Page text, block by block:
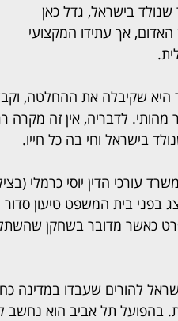
בישראל, גדל כאן
האדום, אך עתידו המקצועי
היא שקיבלה את ההחלטה,
מהותי. לדבריה, אין זה
בישראל וחי בה כל חייו.
עורכי הדין יוסי כרמלי
בפני בית המשפט טיעון סדור
כאשר מדובר בשחקן
להורים שעבדו
בהפועל תל אביב הוא נחשב